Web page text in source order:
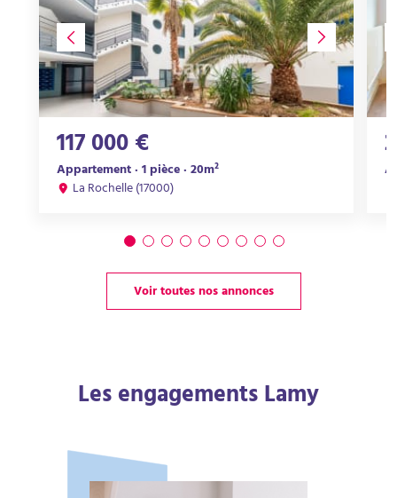
117 000 €
Appartement · 1 pièce · 20m²
La Rochelle (17000)
Voir toutes nos annonces
Les engagements Lamy